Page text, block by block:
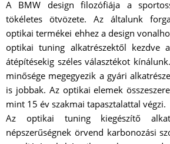
A BMW design filozófiája a
tökéletes ötvözete. Az általunk
optikai termékei ehhez a design
optikai tuning alkatrészektől kezdve
átépítésekig széles választékot
minősége megegyezik a gyári
is jobbak. Az optikai elemek
mint 15 év szakmai tapasztalattal végzi.
Az optikai tuning kiegészítő
népszerűségnek örvend karbonozási